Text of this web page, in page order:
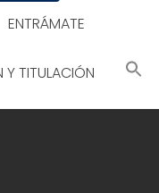
ENTRÁMATE
TITULACIÓN